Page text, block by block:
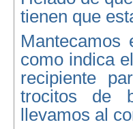
tienen que
como indica
recipiente
trocitos de
llevamos al